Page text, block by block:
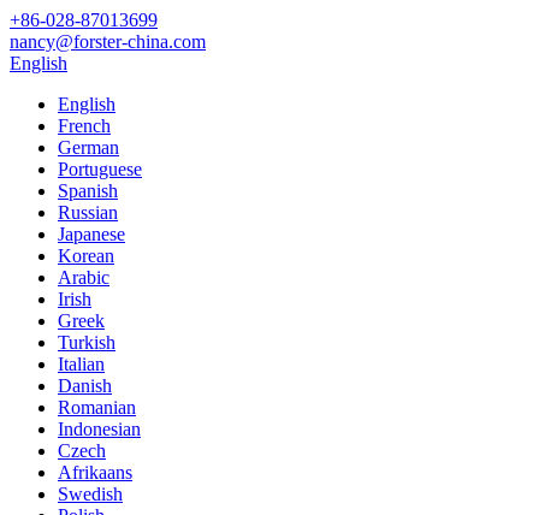
+86-028-87013699
nancy@forster-china.com
English
English
French
German
Portuguese
Spanish
Russian
Japanese
Korean
Arabic
Irish
Greek
Turkish
Italian
Danish
Romanian
Indonesian
Czech
Afrikaans
Swedish